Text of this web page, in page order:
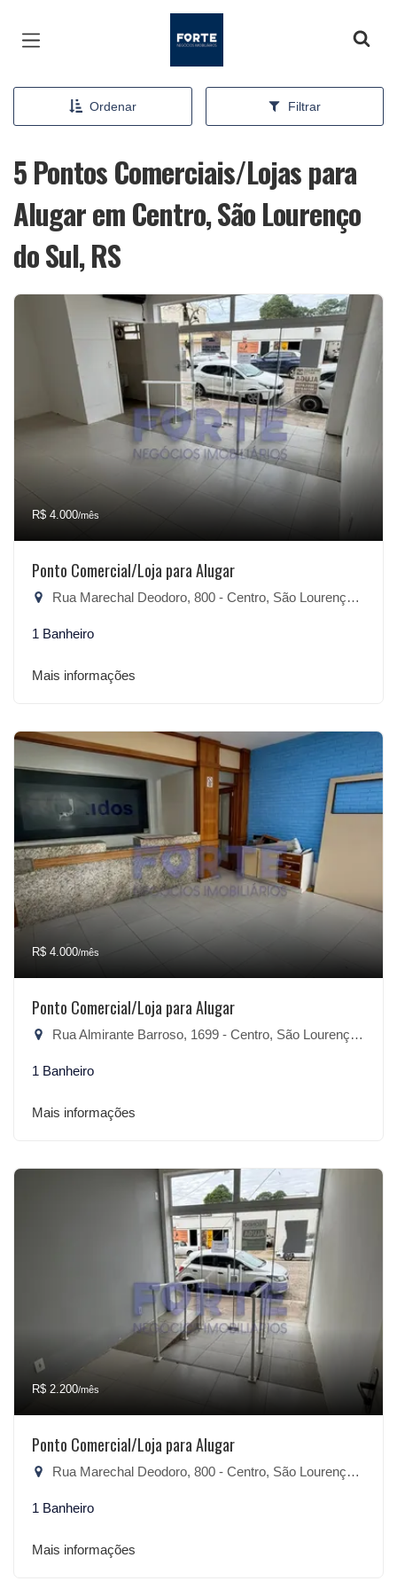
Ordenar Filtrar
5 Pontos Comerciais/Lojas para
Alugar em Centro, São Lourenço
do Sul, RS
R$ 4.000/mês
Ponto Comercial/Loja para Alugar
Rua Marechal Deodoro, 800 - Centro, São Lourenço do Sul-RS
1 Banheiro
Mais informações
R$ 4.000/mês
Ponto Comercial/Loja para Alugar
Rua Almirante Barroso, 1699 - Centro, São Lourenço do Sul-RS
1 Banheiro
Mais informações
R$ 2.200/mês
Ponto Comercial/Loja para Alugar
Rua Marechal Deodoro, 800 - Centro, São Lourenço do Sul-RS
1 Banheiro
Mais informações